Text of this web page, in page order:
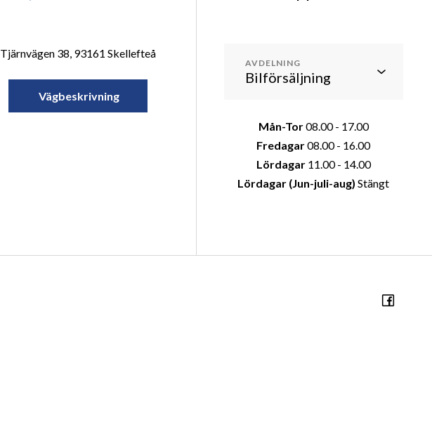
Tjärnvägen 38, 93161 Skellefteå
Vägbeskrivning
AVDELNING
Mån-Tor08.00 - 17.00
Fredagar08.00 - 16.00
Lördagar11.00 - 14.00
Lördagar (Jun-juli-aug) Stängt